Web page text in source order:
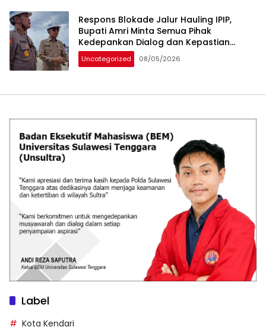
Respons Blokade Jalur Hauling IPIP,
Bupati Amri Minta Semua Pihak
Kedepankan Dialog dan Kepastian
Hukum
Uncategorized 08/05/2026
Label
Kota Kendari